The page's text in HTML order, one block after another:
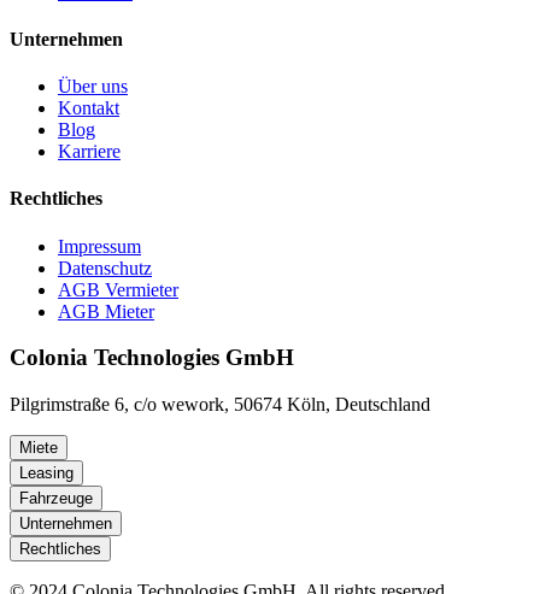
Unternehmen
Über uns
Kontakt
Blog
Karriere
Rechtliches
Impressum
Datenschutz
AGB Vermieter
AGB Mieter
Colonia Technologies GmbH
Pilgrimstraße 6, c/o wework, 50674 Köln, Deutschland
Miete
Leasing
Fahrzeuge
Unternehmen
Rechtliches